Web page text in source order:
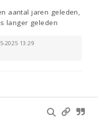
aantal jaren geleden,
langer geleden
2025 13:29